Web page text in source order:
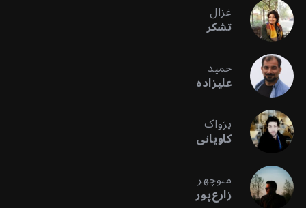
غزال
تشکر
حمید
علیزاده
پژواک
کاویانی
منوچهر
زارع‌پور